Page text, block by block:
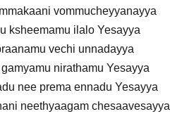
vommucheyyanayya
ksheemamu ilalo Yesayya
vechi unnadayya
nirathamu Yesayya
nee prema ennadu Yesayya
neethyaagam chesaavesayya